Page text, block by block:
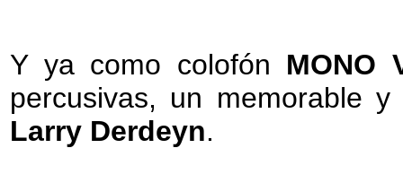
Y ya como colofón MONO
percusivas, un memorable
Larry Derdeyn.